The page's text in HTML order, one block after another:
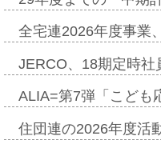
全宅連2026年度事業
JERCO、18期定時
ALIA=第7弾「こども
住団連の2026年度活